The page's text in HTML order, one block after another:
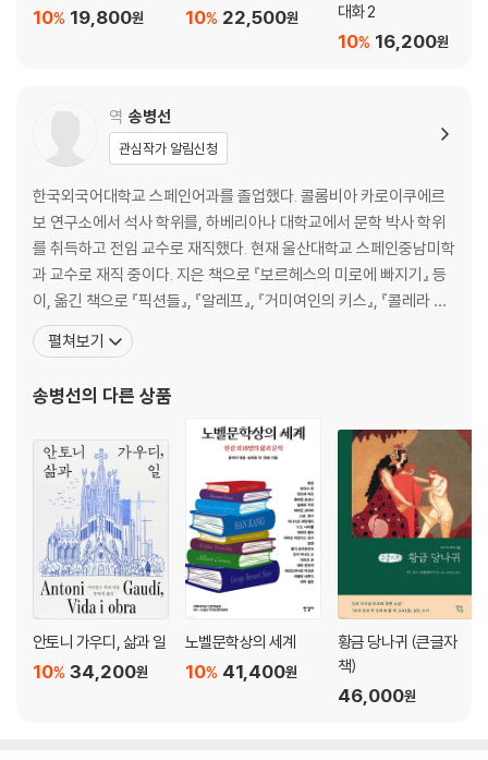
19,800원
10% 22,500원
10%
대화 2
16,200원
10%
역 송병선
관심작가 알림신청
한국외국어대학교 스페인어과를 졸업했다. 콜롬비아 카로이쿠에르
보 연구소에서 석사 학위를, 하베리아나 대학교에서 문학 박사 학위
를 취득하고 전임 교수로 재직했다. 현재 울산대학교 스페인중남미학
과 교수로 재직 중이다. 지은 책으로 『보르헤스의 미로에 빠지기』 등
이, 옮긴 책으로 『픽션들』, 『알레프』, 『거미여인의 키스』, 『콜레라 시
대의 사랑』, 『말하는 보르헤스』, 『썩은 잎』, 『내 슬픈 창녀들의 추억』,
『모렐의 발명』, 『천사의 게임』, 『꿈을 빌려드립니다』, 『판탈레온과 특
장의 가을』,『청부 살인자의
펼쳐보기
송병선의 다른 상품
안토니 가우디, 삶과 일
34,200원
10%
노벨문학상의 세계
41,400원
10%
황금 당나귀 (큰글자
책)
46,000원